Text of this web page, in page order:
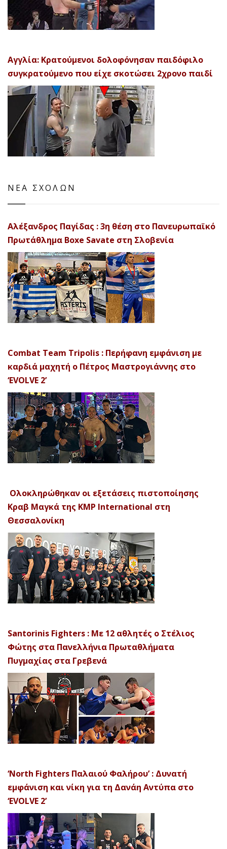
Αγγλία: Κρατούμενοι δολοφόνησαν παιδόφιλο
συγκρατούμενο που είχε σκοτώσει 2χρονο παιδί
ΝΕΑ ΣΧΟΛΩΝ
Αλέξανδρος Παγίδας : 3η θέση στο Πανευρωπαϊκό
Πρωτάθλημα Boxe Savate στη Σλοβενία
Combat Team Tripolis : Περήφανη εμφάνιση με
καρδιά μαχητή ο Πέτρος Μαστρογιάννης στο
‘EVOLVE 2’
Ολοκληρώθηκαν οι εξετάσεις πιστοποίησης
Κραβ Μαγκά της KMP International στη
Θεσσαλονίκη
Santorinis Fighters : Με 12 αθλητές ο Στέλιος
Φώτης στα Πανελλήνια Πρωταθλήματα
Πυγμαχίας στα Γρεβενά
‘North Fighters Παλαιού Φαλήρου’ : Δυνατή
εμφάνιση και νίκη για τη Δανάη Αντύπα στο
‘EVOLVE 2’